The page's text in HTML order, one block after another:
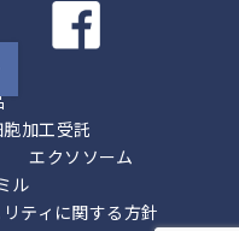
ム
ン
ク
加工受託
エクソソーム
ル
ティに関する方針